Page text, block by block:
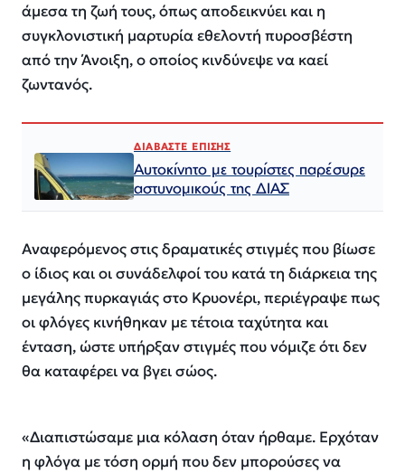
άμεσα τη ζωή τους, όπως αποδεικνύει και η
συγκλονιστική μαρτυρία εθελοντή πυροσβέστη
από την Άνοιξη, ο οποίος κινδύνεψε να καεί
ζωντανός.
ΔΙΑΒΑΣΤΕ ΕΠΙΣΗΣ
Αυτοκίνητο με τουρίστες παρέσυρε
αστυνομικούς της ΔΙΑΣ
Αναφερόμενος στις δραματικές στιγμές που βίωσε
ο ίδιος και οι συνάδελφοί του κατά τη διάρκεια της
μεγάλης πυρκαγιάς στο Κρυονέρι, περιέγραψε πως
οι φλόγες κινήθηκαν με τέτοια ταχύτητα και
ένταση, ώστε υπήρξαν στιγμές που νόμιζε ότι δεν
θα καταφέρει να βγει σώος.
«Διαπιστώσαμε μια κόλαση όταν ήρθαμε. Ερχόταν
η φλόγα με τόση ορμή που δεν μπορούσες να